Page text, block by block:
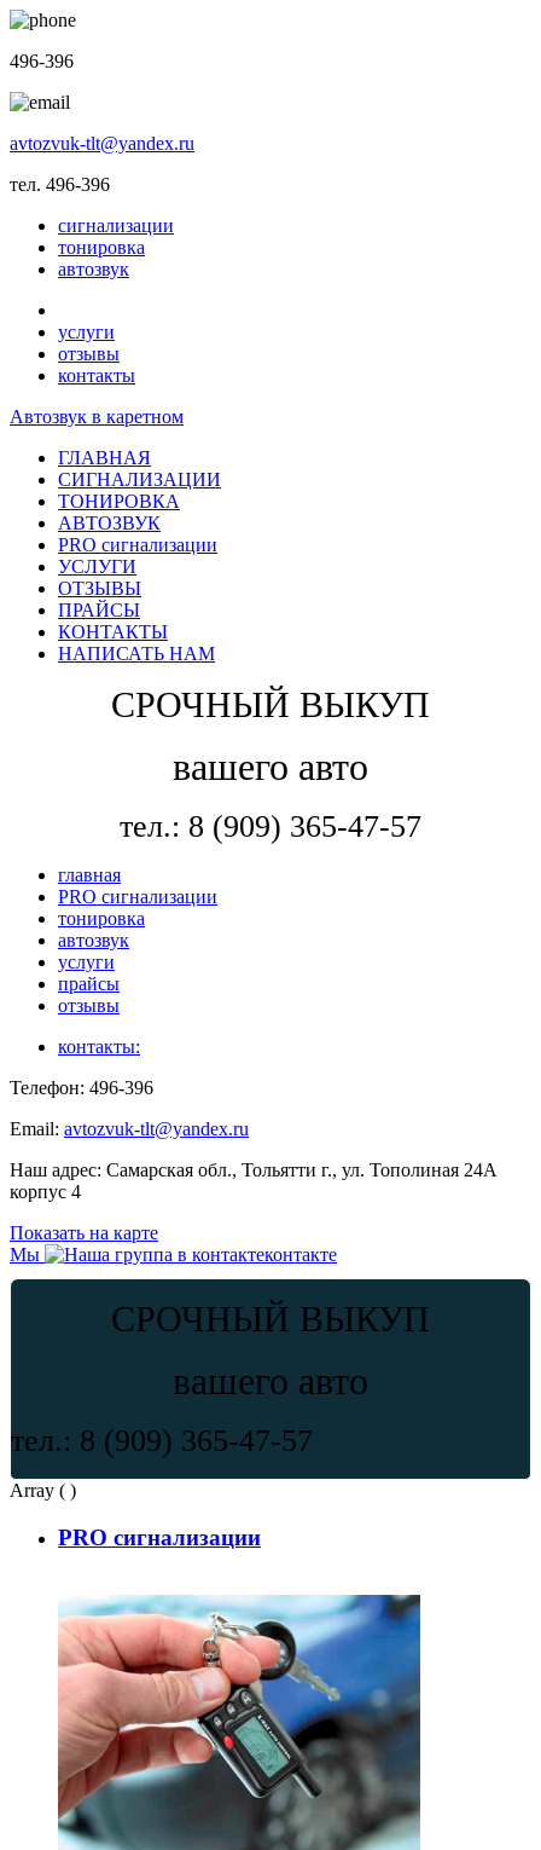
496-396
avtozvuk-tlt@yandex.ru
тел. 496-396
сигнализации
тонировка
автозвук
услуги
отзывы
контакты
Автозвук в каретном
ГЛАВНАЯ
СИГНАЛИЗАЦИИ
ТОНИРОВКА
АВТОЗВУК
PRO сигнализации
УСЛУГИ
ОТЗЫВЫ
ПРАЙСЫ
КОНТАКТЫ
НАПИСАТЬ НАМ
СРОЧНЫЙ ВЫКУП
вашего авто
тел.: 8 (909) 365-47-57
главная
PRO сигнализации
тонировка
автозвук
услуги
прайсы
отзывы
контакты:
Телефон: 496-396
Email: avtozvuk-tlt@yandex.ru
Наш адрес: Самарская обл., Тольятти г., ул. Тополиная 24А
корпус 4
Показать на карте
Мы
контакте
СРОЧНЫЙ ВЫКУП
вашего авто
тел.: 8 (909) 365-47-57
Array ( )
PRO сигнализации